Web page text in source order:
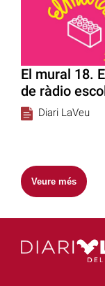
El mural 18.
de ràdio
Diari LaVeu
Veure més